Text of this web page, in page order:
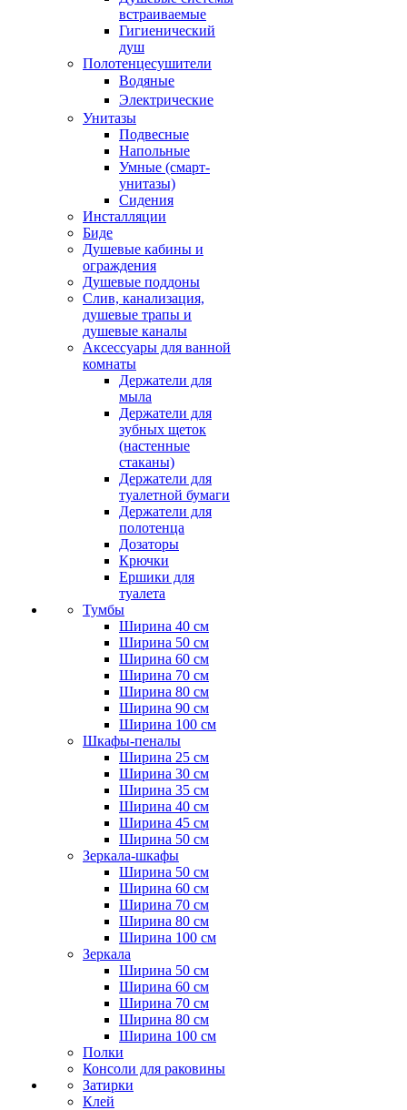
встраиваемые
Гигиенический
душ
Полотенцесушители
ㅤВодяные
ㅤЭлектрические
Унитазы
Подвесные
Напольные
Умные (смарт-
унитазы)
Сидения
Инсталляции
Биде
Душевые кабины и
ограждения
Душевые поддоны
Слив, канализация,
душевые трапы и
душевые каналы
Аксессуары для ванной
комнаты
Держатели для
мыла
Держатели для
зубных щеток
(настенные
стаканы)
Держатели для
туалетной бумаги
Держатели для
полотенца
Дозаторы
Крючки
Ершики для
туалета
Тумбы
Ширина 40 см
Ширина 50 см
Ширина 60 см
Ширина 70 см
Ширина 80 см
Ширина 90 см
Ширина 100 см
Шкафы-пеналы
Ширина 25 см
Ширина 30 см
Ширина 35 см
Ширина 40 см
Ширина 45 см
Ширина 50 см
Зеркала-шкафы
Ширина 50 см
Ширина 60 см
Ширина 70 см
Ширина 80 см
Ширина 100 см
Зеркала
Ширина 50 см
Ширина 60 см
Ширина 70 см
Ширина 80 см
Ширина 100 см
Полки
Консоли для раковины
Затирки
Клей